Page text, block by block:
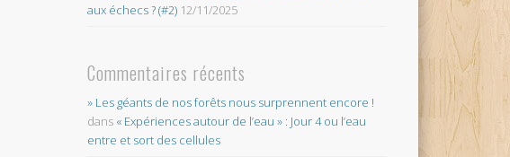
aux échecs ? (#2) 12/11/2025
Commentaires récents
» Les géants de nos forêts nous surprennent encore !
dans « Expériences autour de l’eau » : Jour 4 ou l’eau
entre et sort des cellules